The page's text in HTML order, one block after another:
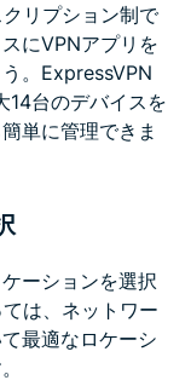
リプション制で
にVPNアプリを
。ExpressVPN
14台のデバイスを
単に管理できま
ーションを選択
は、ネットワー
最適なロケーシ